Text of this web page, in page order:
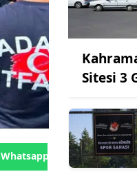
Whatsapp'tan Gönder
Sitesi 3